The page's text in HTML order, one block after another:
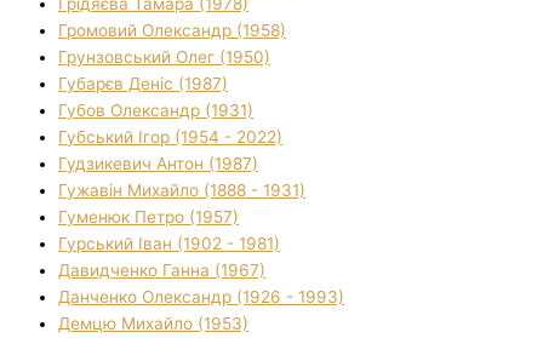
Громовий Олександр (1958)
Грунзовський Олег (1950)
Губарєв Деніс (1987)
Губов Олександр (1931)
Губський Ігор (1954 - 2022)
Гудзикевич Антон (1987)
Гужавін Михайло (1888 - 1931)
Гуменюк Петро (1957)
Гурський Іван (1902 - 1981)
Давидченко Ганна (1967)
Данченко Олександр (1926 - 1993)
Демцю Михайло (1953)